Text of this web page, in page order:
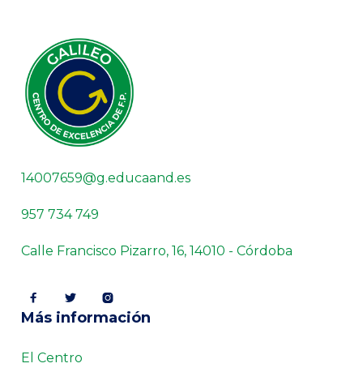
14007659@g.educaand.es
957 734 749
Calle Francisco Pizarro, 16, 14010 - Córdoba
  
Más información
El Centro